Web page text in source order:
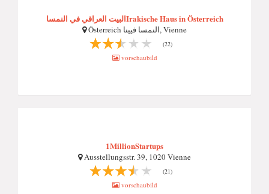
البيت العراقي في النمساIrakische Haus in Österreich
Österreich النمسا فيينا, Vienne
(22)
vorschaubild
1MillionStartups
Ausstellungsstr. 39, 1020 Vienne
(21)
vorschaubild